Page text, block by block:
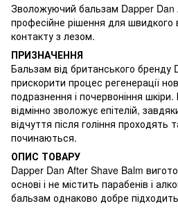
Зволожуючий бальзам Dapper
професійне рішення для швидкого
контакту з лезом.
ПРИЗНАЧЕННЯ
Бальзам від британського бренду
прискорити процес регенерації
подразнення і почервоніння
відмінно зволожує епітелій,
відчуття після гоління проходять
починаються.
ОПИС ТОВАРУ
Dapper Dan After Shave Balm
основі і не містить парабенів і
бальзам однаково добре